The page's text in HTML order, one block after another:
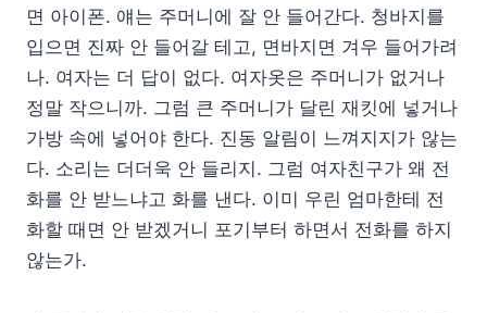
면 아이폰. 얘는 주머니에 잘 안 들어간다. 청바지를
입으면 진짜 안 들어갈 테고, 면바지면 겨우 들어가려
나. 여자는 더 답이 없다. 여자옷은 주머니가 없거나
정말 작으니까. 그럼 큰 주머니가 달린 재킷에 넣거나
가방 속에 넣어야 한다. 진동 알림이 느껴지지가 않는
다. 소리는 더더욱 안 들리지. 그럼 여자친구가 왜 전
화를 안 받느냐고 화를 낸다. 이미 우린 엄마한테 전
화할 때면 안 받겠거니 포기부터 하면서 전화를 하지
않는가.